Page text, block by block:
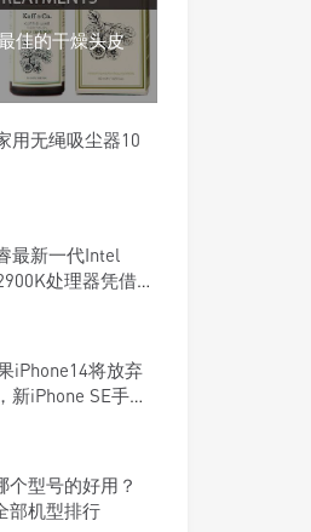
佳的干燥头皮
用无绳吸尘器10
最新一代Intel
处理器凭借超
iPhone14将放弃
新iPhone SE手机
个型号的好用？
部机型排行